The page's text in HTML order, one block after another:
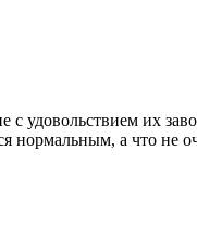
удовольствием их
нормальным, а что не